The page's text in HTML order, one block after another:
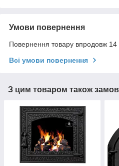
Умови повернення
Повернення товару впродовж 14
Всі умови повернення
З цим товаром також